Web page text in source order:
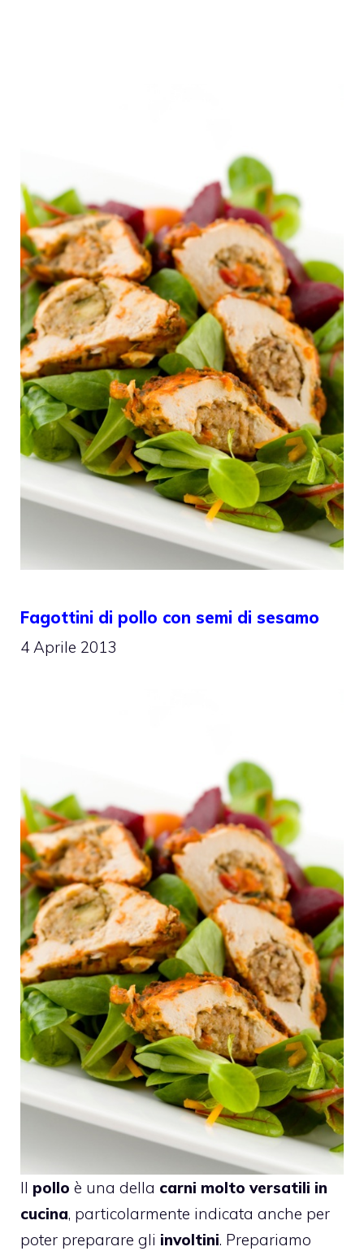
Fagottini di pollo con semi di sesamo
4 Aprile 2013
Il pollo è una della carni molto versatili in
cucina, particolarmente indicata anche per
poter preparare gli involtini. Prepariamo